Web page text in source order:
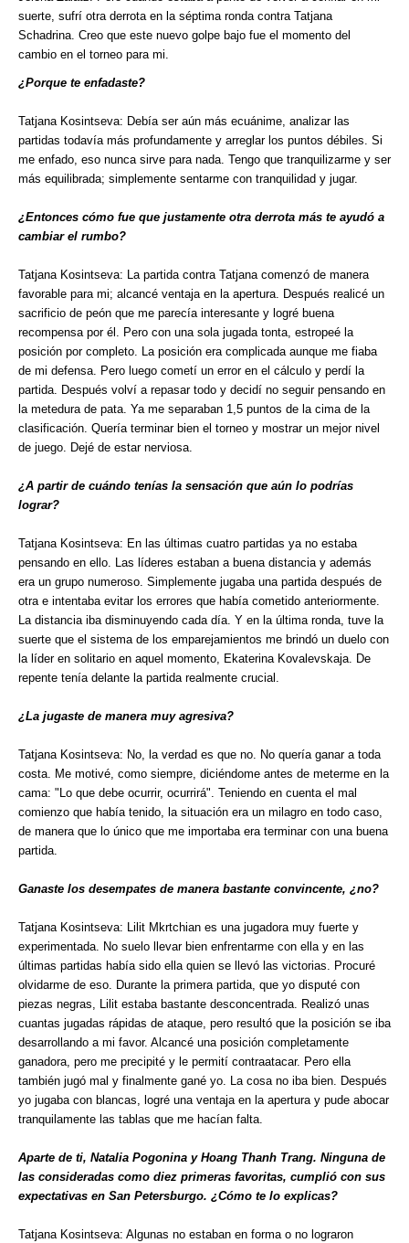
suerte, sufrí otra derrota en la séptima ronda contra Tatjana
Schadrina. Creo que este nuevo golpe bajo fue el momento del
cambio en el torneo para mi.
¿Porque te enfadaste?
Tatjana Kosintseva: Debía ser aún más ecuánime, analizar las
partidas todavía más profundamente y arreglar los puntos débiles. Si
me enfado, eso nunca sirve para nada. Tengo que tranquilizarme y ser
más equilibrada; simplemente sentarme con tranquilidad y jugar.
¿Entonces cómo fue que justamente otra derrota más te ayudó a
cambiar el rumbo?
Tatjana Kosintseva: La partida contra Tatjana comenzó de manera
favorable para mi; alcancé ventaja en la apertura. Después realicé un
sacrificio de peón que me parecía interesante y logré buena
recompensa por él. Pero con una sola jugada tonta, estropeé la
posición por completo. La posición era complicada aunque me fiaba
de mi defensa. Pero luego cometí un error en el cálculo y perdí la
partida. Después volví a repasar todo y decidí no seguir pensando en
la metedura de pata. Ya me separaban 1,5 puntos de la cima de la
clasificación. Quería terminar bien el torneo y mostrar un mejor nivel
de juego. Dejé de estar nerviosa.
¿A partir de cuándo tenías la sensación que aún lo podrías
lograr?
Tatjana Kosintseva: En las últimas cuatro partidas ya no estaba
pensando en ello. Las líderes estaban a buena distancia y además
era un grupo numeroso. Simplemente jugaba una partida después de
otra e intentaba evitar los errores que había cometido anteriormente.
La distancia iba disminuyendo cada día. Y en la última ronda, tuve la
suerte que el sistema de los emparejamientos me brindó un duelo con
la líder en solitario en aquel momento, Ekaterina Kovalevskaja. De
repente tenía delante la partida realmente crucial.
¿La jugaste de manera muy agresiva?
Tatjana Kosintseva: No, la verdad es que no. No quería ganar a toda
costa. Me motivé, como siempre, diciéndome antes de meterme en la
cama: "Lo que debe ocurrir, ocurrirá". Teniendo en cuenta el mal
comienzo que había tenido, la situación era un milagro en todo caso,
de manera que lo único que me importaba era terminar con una buena
partida.
Ganaste los desempates de manera bastante convincente, ¿no?
Tatjana Kosintseva: Lilit Mkrtchian es una jugadora muy fuerte y
experimentada. No suelo llevar bien enfrentarme con ella y en las
últimas partidas había sido ella quien se llevó las victorias. Procuré
olvidarme de eso. Durante la primera partida, que yo disputé con
piezas negras, Lilit estaba bastante desconcentrada. Realizó unas
cuantas jugadas rápidas de ataque, pero resultó que la posición se iba
desarrollando a mi favor. Alcancé una posición completamente
ganadora, pero me precipité y le permití contraatacar. Pero ella
también jugó mal y finalmente gané yo. La cosa no iba bien. Después
yo jugaba con blancas, logré una ventaja en la apertura y pude abocar
tranquilamente las tablas que me hacían falta.
Aparte de ti, Natalia Pogonina y Hoang Thanh Trang. Ninguna de
las consideradas como diez primeras favoritas, cumplió con sus
expectativas en San Petersburgo. ¿Cómo te lo explicas?
Tatjana Kosintseva: Algunas no estaban en forma o no lograron